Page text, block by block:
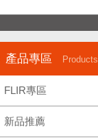
產品專區 Products
FLIR專區
新品推薦